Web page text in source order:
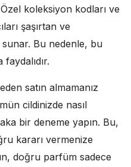
koleksiyon kodları ve
şaşırtan ve
Bu nedenle, bu
satın almamanız
cildinizde nasıl
bir deneme yapın. Bu,
kararı vermenize
doğru parfüm sadece